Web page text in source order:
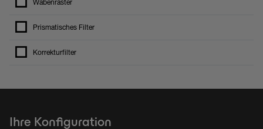
Wabenraster
Prismatisches Filter
Korrekturfilter
Ihre Konfiguration